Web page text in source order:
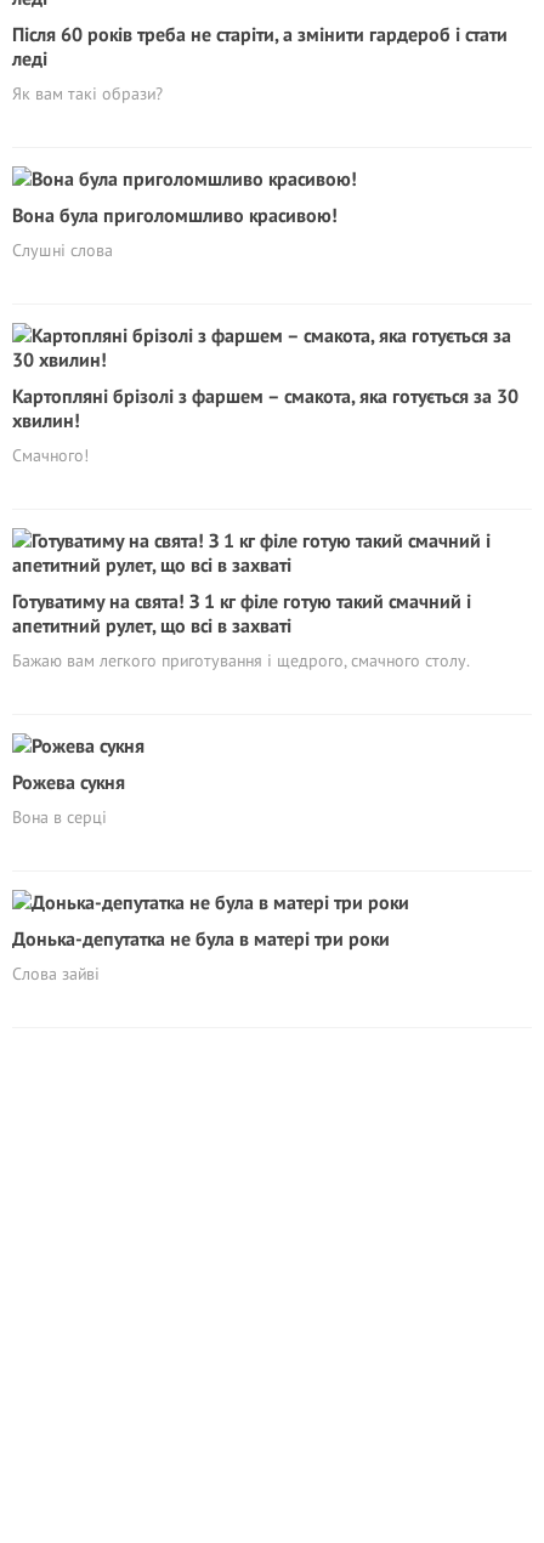
Після 60 років треба не старіти, а змінити гардероб і стати
леді
Як вам такі образи?
Вона була приголомшливо красивою!
Слушнi слова
Картопляні брізолі з фаршем – смакота, яка готується за 30
хвилин!
Смачного!
Готуватиму на свята! З 1 кг філе готую такий смачний і
апетитний рулет, що всі в захваті
Бажаю вам легкого приготування і щедрого, смачного столу.
Рожева сукня
Вона в серці
Донька-депутатка не була в матері три роки
Слова зайві